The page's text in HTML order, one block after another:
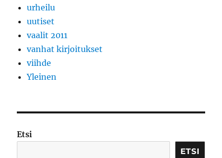
urheilu
uutiset
vaalit 2011
vanhat kirjoitukset
viihde
Yleinen
Etsi
ETSI